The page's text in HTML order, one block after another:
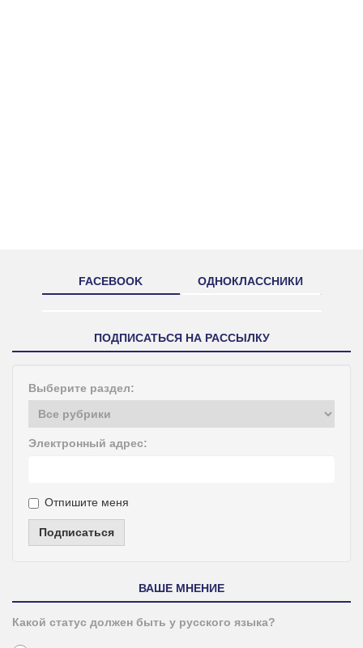
FACEBOOK ОДНОКЛАССНИКИ
ПОДПИСАТЬСЯ НА РАССЫЛКУ
Выберите раздел:
Электронный адрес:
Отпишите меня
Подписаться
ВАШЕ МНЕНИЕ
Какой статус должен быть у русского языка?